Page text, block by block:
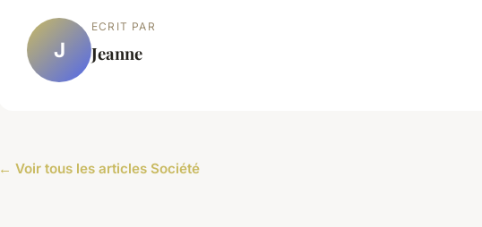
J
ECRIT PAR
Jeanne
← Voir tous les articles Société